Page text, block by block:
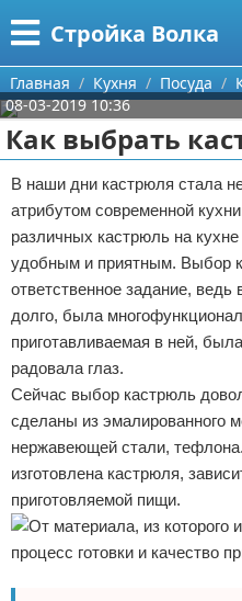
Стройка Волка
Меню
Главная
Категории
Мебель
Интерьер и дизайн
Дизайн дачи
Дизайн квартиры
Кухня
Посуда
Ремонт
Ремонт дачи
Ремонт квартиры
Инструменты
Ванная
Домашний быт
Коммунальные услуги
Поиск
О проекте
Контакты
Сотрудничество
Размещение рекламы
Для правообладателей
Условия
Отказ от ответственности
Главная Кухня Посуда
08-03-2019 10:36
Как выбрать
В наши дни кастрюля стала
атрибутом современной
различных кастрюль на
удобным и приятным. Выбор
ответственное задание,
долго, была
приготавливаемая в ней,
радовала глаз.
Сейчас выбор кастрюль
сделаны из эмалированного
нержавеющей стали,
изготовлена кастрюля,
приготовляемой пищи.